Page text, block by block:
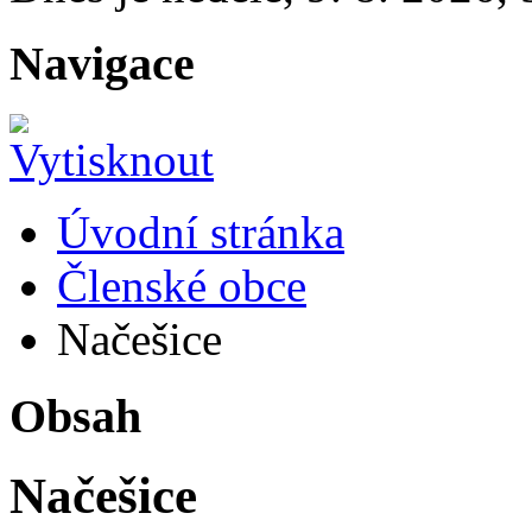
Navigace
Úvodní stránka
Členské obce
Načešice
Obsah
Načešice